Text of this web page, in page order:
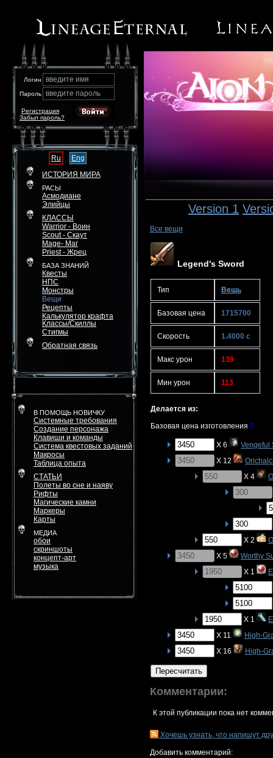
Логин введите имя
Пароль введите пароль
Забыл пароль?
Регистрация
Ru
Eng
ИСТОРИЯ МИРА
РАСЫ
Асмодиане
Элийцы
КЛАССЫ
Warrior - Воин
Scout - Скаут
Mage- Маг
Priest - Жрец
БАЗА ЗНАНИЙ
Квесты
НПС
Монстры
Вещи
Рецепты
Калькулятор крафта
Классы/Скиллы
Стигмы
Обратная связь
В ПОМОЩЬ НОВИЧКУ
Системные требования
Создание персонажа
Клавиши и команды
Система квестовых заданий
Макросы
Таблица опыта
СТАТЬИ
Полеты во сне и наяву
Рифты
Магические камни
Маркеры
Карты
МЕДИА
обои
скриншоты
концепт-арт
музыка
Version 1
Все вещи
Legend's Sword
Тип Вещь
Базовая цена 1715700
Скорость 1.4000 с
Макс урон 139
Мин урон 113
Делается из:
Базовая цена изготовления 0
X 6
Vengeful
X 12
X 4
X 2
X 5
Worthy
X 1
X 1
X 11
High-
X 16
High-
Пересчитать
Комментарии:
К этой публикации пока нет
Хочешь узнать, что напишут
Добавить комментарий: